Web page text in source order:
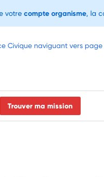
Trouver ma mission
votre compte organisme, la